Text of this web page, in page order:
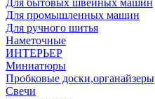
Для бытовых швейных машин
Для промышленных машин
Для ручного шитья
Наметочные
ИНТЕРЬЕР
Миниатюры
Пробковые доски,органайзеры
Свечи